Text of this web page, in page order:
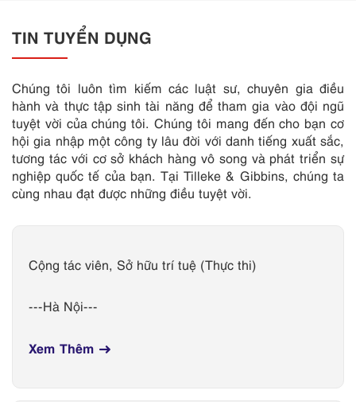
TIN TUYỂN DỤNG
Chúng tôi luôn tìm kiếm các luật sư, chuyên gia điều
hành và thực tập sinh tài năng để tham gia vào đội ngũ
tuyệt vời của chúng tôi. Chúng tôi mang đến cho bạn cơ
hội gia nhập một công ty lâu đời với danh tiếng xuất sắc,
tương tác với cơ sở khách hàng vô song và phát triển sự
nghiệp quốc tế của bạn. Tại Tilleke & Gibbins, chúng ta
cùng nhau đạt được những điều tuyệt vời.
Cộng tác viên, Sở hữu trí tuệ (Thực thi)
Hà Nội
Xem Thêm